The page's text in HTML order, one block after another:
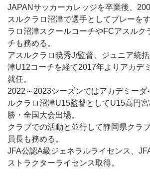
JAPANサッカーカレッジを卒業後、
スルクラロ沼津で選手としてプレーを
ラロ沼津スクールコーチやFCアスルク
チも務める。
アスルクラロ暁秀Jr監督、ジュニア統
津U12コーチを経て2017年よりアカデ
就任。
2022～2023シーズンではアカデミーダ
ルクラロ沼津U15監督としてU15高円
勝・全国大会出場。
クラブでの活動と並行して静岡県クラ
員長も務める。
JFA公認A級ジェネラルライセンス、
ストラクターライセンス取得。